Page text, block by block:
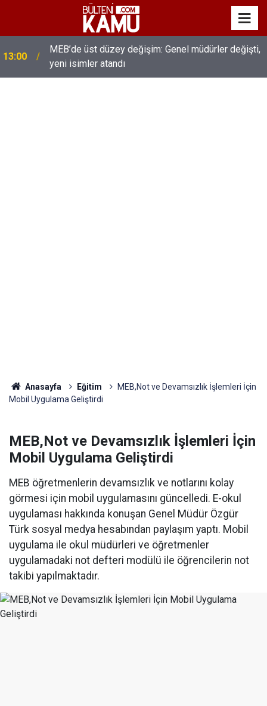
13:00
MEB’de üst düzey değişim: Genel müdürler değişti,
yeni isimler atandı
Anasayfa Eğitim
MEB,Not ve Devamsızlık İşlemleri İçin
Mobil Uygulama Geliştirdi
MEB,Not ve Devamsızlık İşlemleri İçin
Mobil Uygulama Geliştirdi
MEB öğretmenlerin devamsızlık ve notlarını kolay
görmesi için mobil uygulamasını güncelledi. E-okul
uygulaması hakkında konuşan Genel Müdür Özgür
Türk sosyal medya hesabından paylaşım yaptı. Mobil
uygulama ile okul müdürleri ve öğretmenler
uygulamadaki not defteri modülü ile öğrencilerin not
takibi yapılmaktadır.